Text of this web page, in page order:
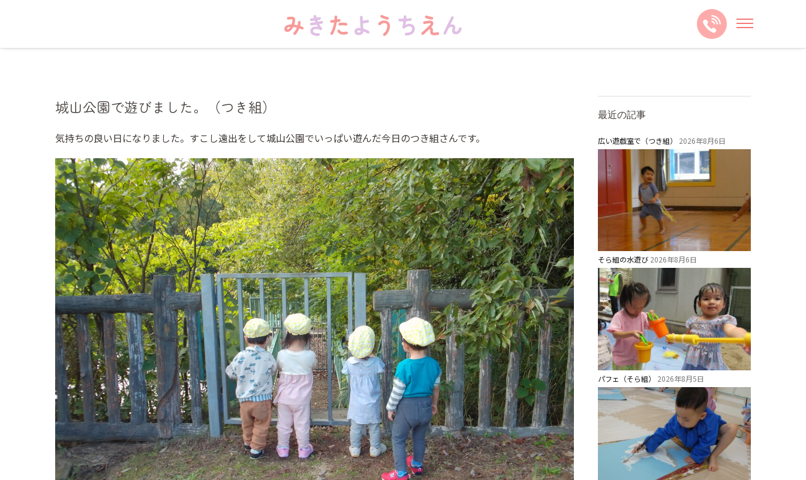
城山公園で遊びました。（つき組）
気持ちの良い日になりました。すこし遠出をして城山公園でいっぱい遊んだ今日のつき組さんです。
最近の記事
広い遊戯室で（つき組） 2026年8月6日
そら組の水遊び 2026年8月6日
パフェ（そら組） 2026年8月5日